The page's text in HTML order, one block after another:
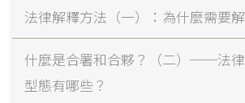
法律解釋方法（一）：為什麼需要
什麼是合署和合夥？（二）──法
型態有哪些？